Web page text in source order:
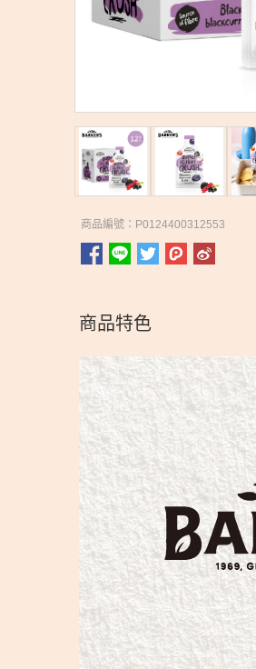
商品編號：P0124400312553
商品特色